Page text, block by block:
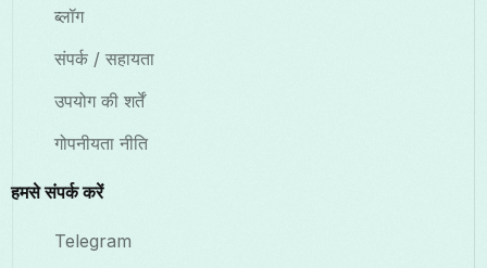
ब्लॉग
संपर्क / सहायता
उपयोग की शर्तें
गोपनीयता नीति
हमसे संपर्क करें
Telegram